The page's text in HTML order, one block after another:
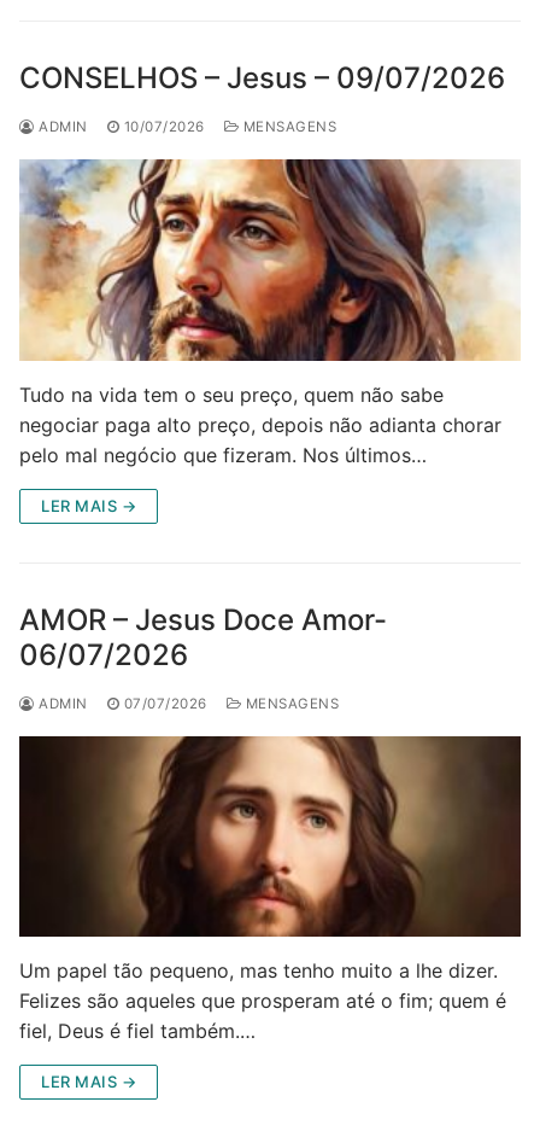
CONSELHOS – Jesus – 09/07/2026
ADMIN 10/07/2026 MENSAGENS
Tudo na vida tem o seu preço, quem não sabe
negociar paga alto preço, depois não adianta chorar
pelo mal negócio que fizeram. Nos últimos…
LER MAIS →
AMOR – Jesus Doce Amor-
06/07/2026
ADMIN 07/07/2026 MENSAGENS
Um papel tão pequeno, mas tenho muito a lhe dizer.
Felizes são aqueles que prosperam até o fim; quem é
fiel, Deus é fiel também.…
LER MAIS →